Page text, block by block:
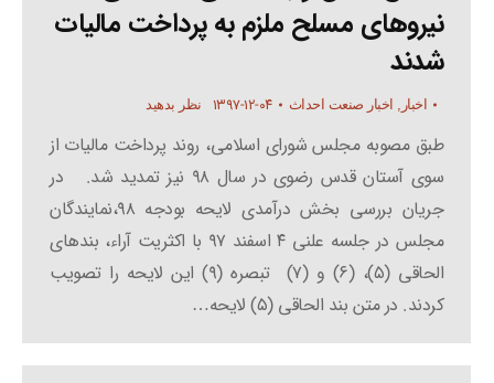
نیروهای مسلح ملزم به پرداخت مالیات
شدند
اخبار , اخبار صنعت احداث ۱۳۹۷-۱۲-۰۴ نظر بدهید
طبق مصوبه مجلس شورای اسلامی، روند پرداخت مالیات از
سوی آستان قدس رضوی در سال ۹۸ نیز تمدید شد. در
جریان بررسی بخش درآمدی لایحه بودجه ۹۸،نمایندگان
مجلس در جلسه علنی ۴ اسفند ۹۷ با اکثریت آراء، بندهای
الحاقی (۵)، (۶) و (۷) تبصره (۹) این لایحه را تصویب
کردند. در متن بند الحاقی (۵) لایحه…